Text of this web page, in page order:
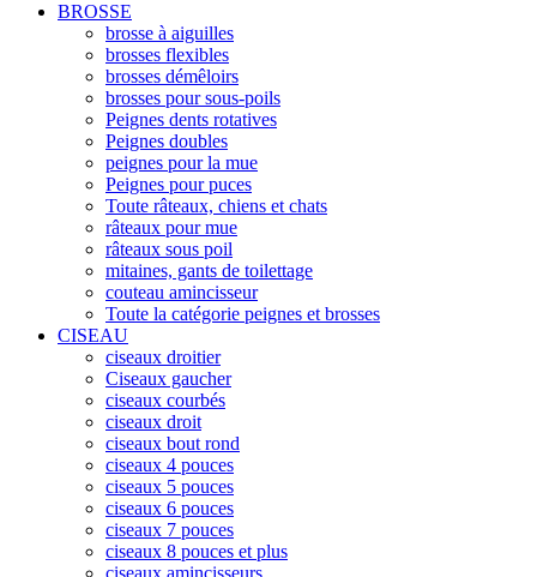
BROSSE
brosse à aiguilles
brosses flexibles
brosses démêloirs
brosses pour sous-poils
Peignes dents rotatives
Peignes doubles
peignes pour la mue
Peignes pour puces
Toute râteaux, chiens et chats
râteaux pour mue
râteaux sous poil
mitaines, gants de toilettage
couteau amincisseur
Toute la catégorie peignes et brosses
CISEAU
ciseaux droitier
Ciseaux gaucher
ciseaux courbés
ciseaux droit
ciseaux bout rond
ciseaux 4 pouces
ciseaux 5 pouces
ciseaux 6 pouces
ciseaux 7 pouces
ciseaux 8 pouces et plus
ciseaux amincisseurs